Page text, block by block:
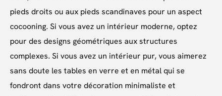
pieds droits ou aux pieds scandinaves pour un aspect
cocooning. Si vous avez un intérieur moderne, optez
pour des designs géométriques aux structures
complexes. Si vous avez un intérieur pur, vous aimerez
sans doute les tables en verre et en métal qui se
fondront dans votre décoration minimaliste et